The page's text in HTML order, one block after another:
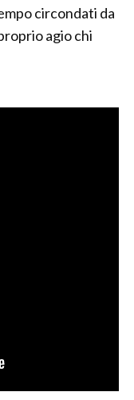
circondati da
agio chi